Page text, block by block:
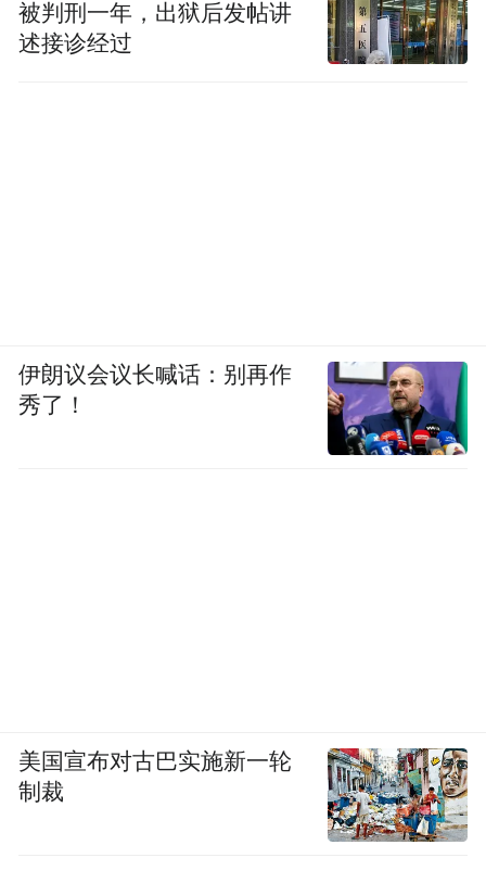
被判刑一年，出狱后发帖讲
述接诊经过
伊朗议会议长喊话：别再作
秀了！
美国宣布对古巴实施新一轮
制裁